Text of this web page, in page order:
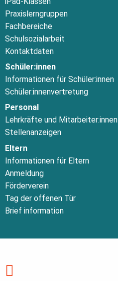
Praxislerngruppen
Fachbereiche
Schulsozialarbeit
Kontaktdaten
Schüler:innen
Informationen für Schüler:innen
Schüler:innenvertretung
Personal
Lehrkräfte und Mitarbeiter:innen
Stellenanzeigen
Eltern
Informationen für Eltern
Anmeldung
Förderverein
Tag der offenen Tür
Brief information